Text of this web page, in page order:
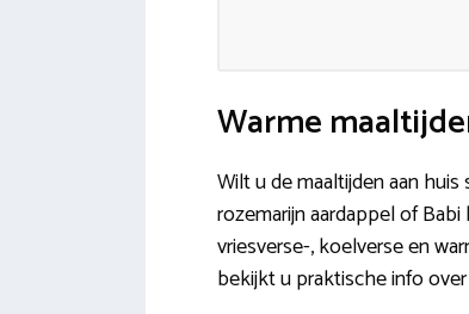
Warme
Wilt u de maaltijden aan
rozemarijn aardappel of
vriesverse-, koelverse en
bekijkt u praktische info